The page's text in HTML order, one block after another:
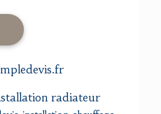
radiateur